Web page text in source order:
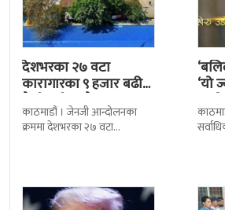
देशभरका २७ वटा
कारागारका ९ हजार बढी
कैदीबन्दी अझै फरार
काठमाडौं । जेनजी आन्दोलनका
क्रममा देशभरका २७ वटा
‘यो